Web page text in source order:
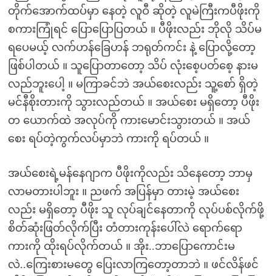
တိုက်အောက်ထပ်မှာ နေတဲ့ လူဝီ ဆိုတဲ့ လူမဲကြီးကပီဖိုးကို
စကားကြုံရင် ပြောပြောပြတယ် ။ ပီဖိုးလည်း ဘိုလို သိပ်မ
ရပေမယ့် လက်ဟန်ခြေဟန် ဘရုတ်ကင်း နဲ့ ပြောလို့တော့
ဖြစ်ပါတယ် ။ သူပြောတာတော့ သိပ် လုံးစေ့ပတ်စေ့ နားမ
လည်ဘူးပေါ့ ။ မကြာခင်ဘဲ အယ်စေးလည်း သူ့စော် ရှိတဲ့
မင်နီစိုးတားကို သွားလည်တယ် ။ အယ်စေး မရှိတော့ ပီဖိုး
တ ယောက်ထဲ အလုပ်ကို ကားမောင်းသွားတယ် ။ အယ်
စေး ရပ်တဲ့ကွက်လပ်မှာဘဲ ကားကို ရပ်တယ် ။
အယ်စေးရဲ့မန်နေဂျာက ပီဖိုးကိုလည်း သိနေတော့ ဘာမှ
လာမတားပါဘူး ။ ညဖက် အပြန်မှာ တားမဲ့ အယ်စေး
လည်း မရှိတော့ ပီဖိုး သူ လုပ်ချင်နေတာကို လုပ်ပစ်လိုက်ဖို့
စိတ်ဆုံးဖြတ်လိုက်ပြီး တံတားကုန်းပေါ်လဲ ရောက်ရော
ကားကို ထိုးရပ်လိုက်တယ် ။ အိုး..ဘာပြောကောင်းမ
လဲ..ကြေးစားမတွေ ပြေးလာကြတော့တာဘဲ ။ ဖင်လိန်ဖင်